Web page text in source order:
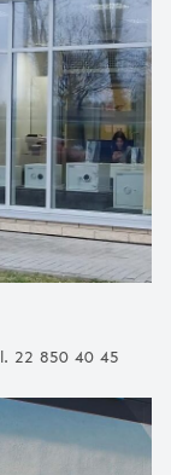
22 850 40 45